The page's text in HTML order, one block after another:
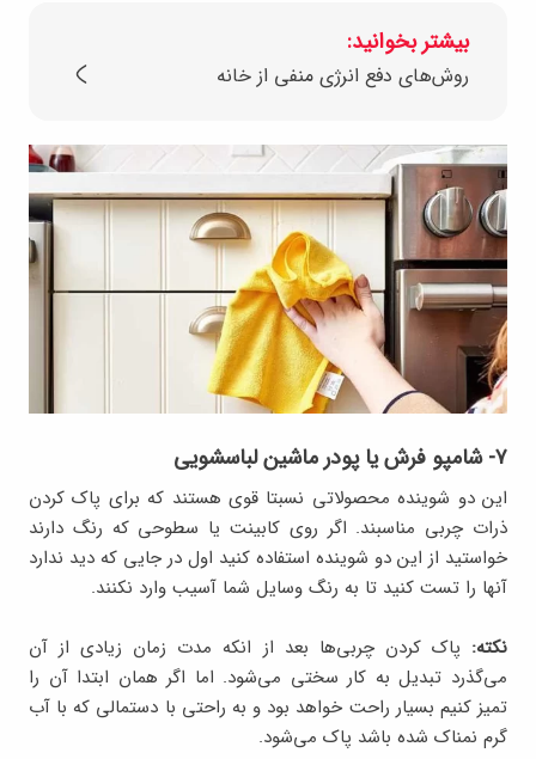
بیشتر بخوانید:
روش‌های دفع انرژی منفی از خانه
۷- شامپو فرش یا پودر ماشین لباسشویی
این دو شوینده محصولاتی نسبتا قوی هستند که برای پاک کردن
ذرات چربی مناسبند. اگر روی کابینت یا سطوحی که رنگ دارند
خواستید از این دو شوینده استفاده کنید اول در جایی که دید ندارد
آنها را تست کنید تا به رنگ وسایل شما آسیب وارد نکنند.
نکته: پاک کردن چربی‌ها بعد از انکه مدت زمان زیادی از آن
می‌گذرد تبدیل به کار سختی می‌شود. اما اگر همان ابتدا آن را
تمیز کنیم بسیار راحت خواهد بود و به راحتی با دستمالی که با آب
گرم نمناک شده باشد پاک می‌شود.